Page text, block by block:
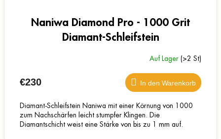
Naniwa Diamond Pro - 1000 Grit
Diamant-Schleifstein
Auf Lager (>2 St)
€230 In den Warenkorb
Diamant-Schleifstein Naniwa mit einer Körnung von 1000
zum Nachschärfen leicht stumpfer Klingen. Die
Diamantschicht weist eine Stärke von bis zu 1 mm auf.